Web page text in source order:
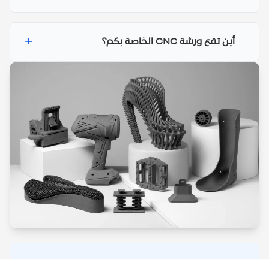
أين تقع ورشة CNC الخاصة بكم؟ +